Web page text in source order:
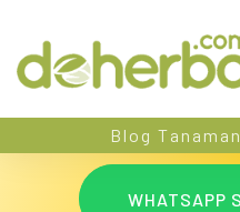
Blog
WHATSAPP